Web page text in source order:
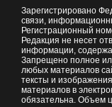
Зарегистрировано
связи,
Регистрационный
Редакция не несет
информации,
Запрещено полное
любых материалов
тексты и
материалов в
обязательна. Объем